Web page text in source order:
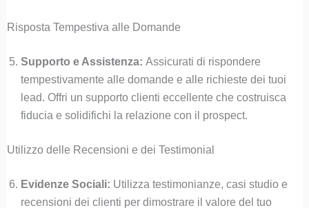
Risposta Tempestiva alle Domande
Supporto e Assistenza: Assicurati di rispondere
tempestivamente alle domande e alle richieste dei tuoi
lead. Offri un supporto clienti eccellente che costruisca
fiducia e solidifichi la relazione con il prospect.
Utilizzo delle Recensioni e dei Testimonial
Evidenze Sociali: Utilizza testimonianze, casi studio e
recensioni dei clienti per dimostrare il valore del tuo